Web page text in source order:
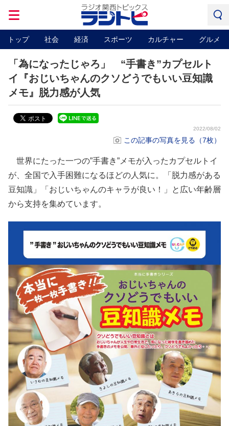
トップ 社会 経済 スポーツ カルチャー グルメ
「為になったじゃろ」 “手書き”カプセルト
イ『おじいちゃんのクソどうでもいい豆知識
メモ』脱力感が人気
2022/08/02
この記事の写真を見る（7枚）
世界にたった一つの”手書き”メモが入ったカプセルトイ
が、全国で入手困難になるほどの人気に。「脱力感がある
豆知識」「おじいちゃんのキャラが良い！」と広い年齢層
から支持を集めています。